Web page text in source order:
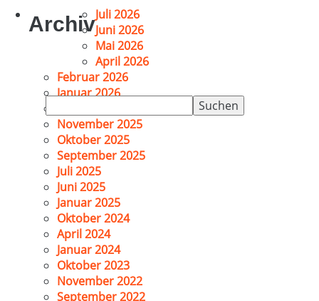
nach:
ArchivJuli 2026
Juni 2026
Mai 2026
April 2026
Februar 2026
Januar 2026
November 2025
Oktober 2025
September 2025
Juli 2025
Juni 2025
Januar 2025
Oktober 2024
April 2024
Januar 2024
Oktober 2023
November 2022
September 2022